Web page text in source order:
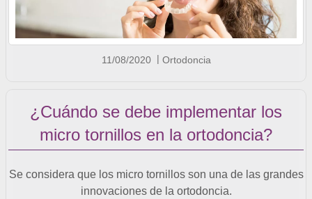
11/08/2020 Ortodoncia
¿Cuándo se debe implementar los
micro tornillos en la ortodoncia?
Se considera que los micro tornillos son una de las grandes
innovaciones de la ortodoncia.